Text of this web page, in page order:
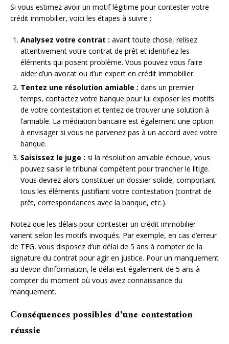
Si vous estimez avoir un motif légitime pour contester votre
crédit immobilier, voici les étapes à suivre :
Analysez votre contrat : avant toute chose, relisez
attentivement votre contrat de prêt et identifiez les
éléments qui posent problème. Vous pouvez vous faire
aider d’un avocat ou d’un expert en crédit immobilier.
Tentez une résolution amiable : dans un premier
temps, contactez votre banque pour lui exposer les motifs
de votre contestation et tentez de trouver une solution à
l’amiable. La médiation bancaire est également une option
à envisager si vous ne parvenez pas à un accord avec votre
banque.
Saisissez le juge : si la résolution amiable échoue, vous
pouvez saisir le tribunal compétent pour trancher le litige.
Vous devrez alors constituer un dossier solide, comportant
tous les éléments justifiant votre contestation (contrat de
prêt, correspondances avec la banque, etc.).
Notez que les délais pour contester un crédit immobilier
varient selon les motifs invoqués. Par exemple, en cas d’erreur
de TEG, vous disposez d’un délai de 5 ans à compter de la
signature du contrat pour agir en justice. Pour un manquement
au devoir d’information, le délai est également de 5 ans à
compter du moment où vous avez connaissance du
manquement.
Conséquences possibles d’une contestation
réussie